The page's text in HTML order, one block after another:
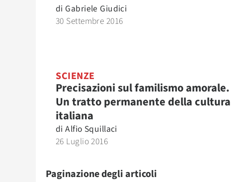
di Gabriele Giudici
30 Settembre 2016
SCIENZE
Precisazioni sul familismo amorale.
Un tratto permanente della cultura
italiana
di Alfio Squillaci
26 Luglio 2016
Paginazione degli articoli